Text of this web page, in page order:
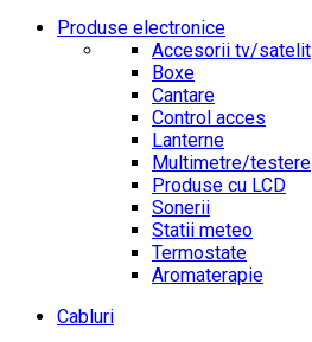
Produse electronice
Accesorii tv/satelit
Boxe
Cantare
Control acces
Lanterne
Multimetre/testere
Produse cu LCD
Sonerii
Statii meteo
Termostate
Aromaterapie
Cabluri